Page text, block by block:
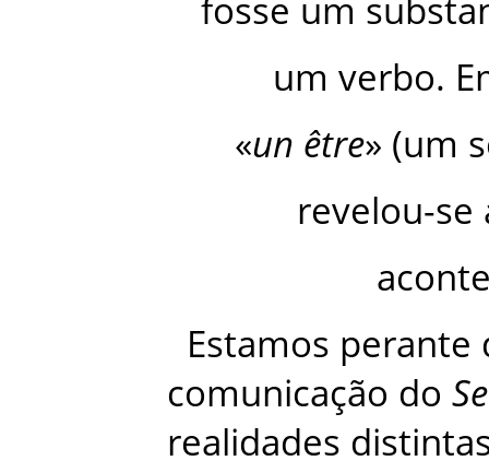
fosse um
um verbo.
«un être» (um
revelou-se
Estamos perante
comunicação do
realidades